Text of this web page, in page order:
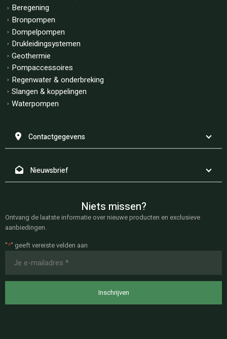
Beregening
Bronpompen
Dompelpompen
Drukleidingsystemen
Geothermie
Pompaccessoires
Regenwater & onderbreking
Slangen & koppelingen
Waterpompen
Contactgegevens
Nieuwsbrief
Niets missen?
Ontvang de laatste informatie over nieuwe producten en exclusieve
aanbiedingen.
"*" geeft vereiste velden aan
mailadres
*